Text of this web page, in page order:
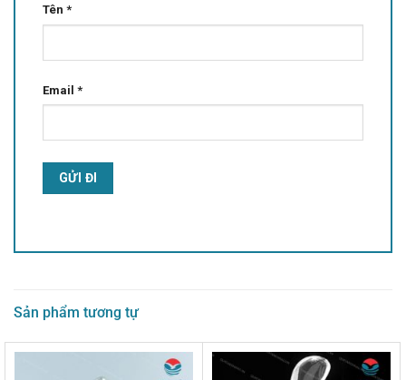
Tên *
Email *
Sản phẩm tương tự